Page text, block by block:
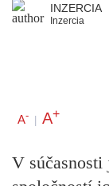
INZERCIA
Inzercia
A- | A+
V súčasnosti